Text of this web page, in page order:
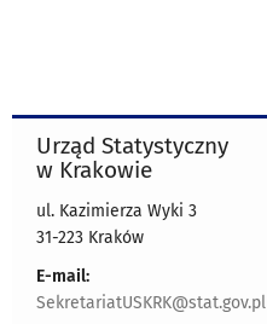
Urząd Statystyczny
w Krakowie
ul. Kazimierza Wyki 3
31-223 Kraków
E-mail:
SekretariatUSKRK@stat.gov.pl